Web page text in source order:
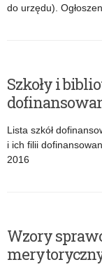
do urzędu).
Szkoły i
Lista szkół
i ich filii
2016
Wzory